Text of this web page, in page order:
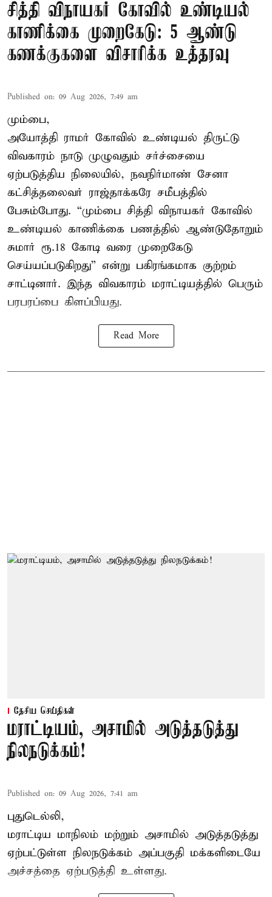
சித்தி விநாயகர் கோவில் உண்டியல்
காணிக்கை முறைகேடு: 5 ஆண்டு
கணக்குகளை விசாரிக்க உத்தரவு
Published on: 09 Aug 2026, 7:49 am
மும்பை,
அயோத்தி ராமர் கோவில் உண்டியல் திருட்டு
விவகாரம் நாடு முழுவதும் சர்ச்சையை
ஏற்படுத்திய நிலையில், நவநிர்மாண் சேனா
கட்சித்தலைவர் ராஜ்தாக்கரே சமீபத்தில்
பேசும்போது. “மும்பை சித்தி விநாயகர் கோவில்
உண்டியல் காணிக்கை பணத்தில் ஆண்டுதோறும்
சுமார் ரூ.18 கோடி வரை முறைகேடு
செய்யப்படுகிறது” என்று பகிரங்கமாக குற்றம்
சாட்டினார். இந்த விவகாரம் மராட்டியத்தில் பெரும்
பரபரப்பை கிளப்பியது.
Read More
தேசிய செய்திகள்
மராட்டியம், அசாமில் அடுத்தடுத்து
நிலநடுக்கம்!
Published on: 09 Aug 2026, 7:41 am
புதுடெல்லி,
மராட்டிய மாநிலம் மற்றும் அசாமில் அடுத்தடுத்து
ஏற்பட்டுள்ள நிலநடுக்கம் அப்பகுதி மக்களிடையே
அச்சத்தை ஏற்படுத்தி உள்ளது.